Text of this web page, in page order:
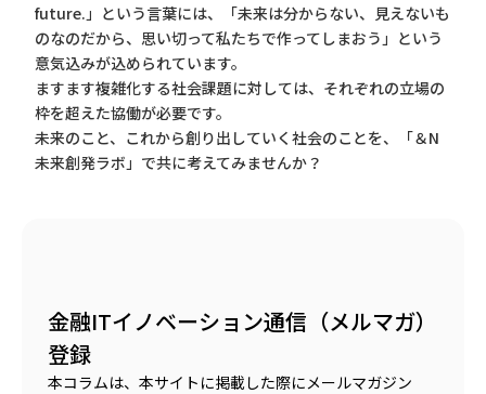
future.」という言葉には、「未来は分からない、見えないも
のなのだから、思い切って私たちで作ってしまおう」という
意気込みが込められています。
ますます複雑化する社会課題に対しては、それぞれの立場の
枠を超えた協働が必要です。
未来のこと、これから創り出していく社会のことを、「＆N
未来創発ラボ」で共に考えてみませんか？
金融ITイノベーション通信（メルマガ）
登録
本コラムは、本サイトに掲載した際にメールマガジン